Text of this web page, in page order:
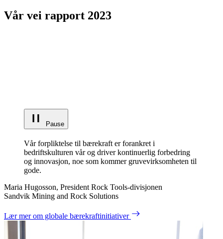
Vår vei rapport 2023
Pause
Vår forpliktelse til bærekraft er forankret i
bedriftskulturen vår og driver kontinuerlig forbedring
og innovasjon, noe som kommer gruvevirksomheten til
gode.
Maria Hugosson, President Rock Tools-divisjonen
Sandvik Mining and Rock Solutions
Lær mer om globale bærekraftinitiativer